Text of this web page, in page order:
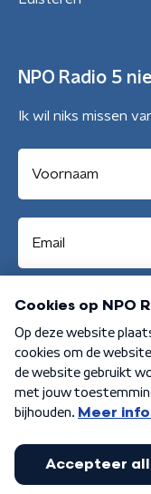
NPO Radio 5
Ik wil niks missen
Algemene